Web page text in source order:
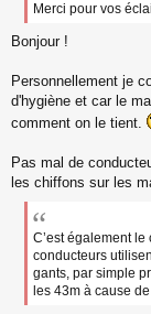
Merci pour vos
Bonjour !
Personnellement je
d'hygiène et car le
comment on le tient.
Pas mal de
les chiffons sur les
C’est également
conducteurs
gants, par simple
les 43m à cause